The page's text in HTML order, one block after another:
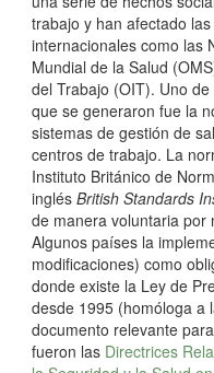
trabajo y han afectado
internacionales como las
Mundial de la Salud
del Trabajo (OIT). Uno
que se generaron fue la
sistemas de gestión de
centros de trabajo. La
Instituto Británico de
inglés British Standards
de manera voluntaria por
Algunos países la
modificaciones) como
donde existe la Ley de
desde 1995 (homóloga a
documento relevante
fueron las Directrices